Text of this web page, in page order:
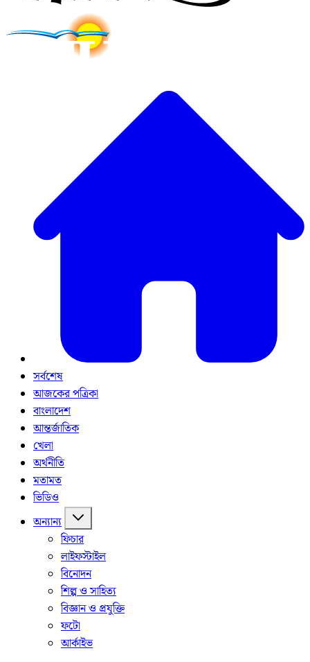
সর্বশেষ
আজকের পত্রিকা
বাংলাদেশ
আন্তর্জাতিক
খেলা
অর্থনীতি
মতামত
ভিডিও
অন্যান্য
ফিচার
লাইফস্টাইল
বিনোদন
শিল্প ও সাহিত্য
বিজ্ঞান ও প্রযুক্তি
ফটো
আর্কাইভ